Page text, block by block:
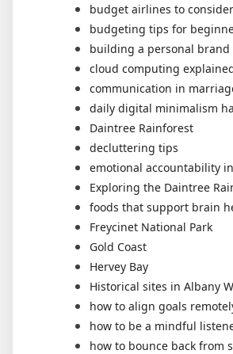
budget airlines to consider
budgeting tips for
building a personal brand
cloud computing
communication in
daily digital minimalism
Daintree Rainforest
decluttering tips
emotional accountability
Exploring the Daintree
foods that support brain
Freycinet National Park
Gold Coast
Hervey Bay
Historical sites in Albany
how to align goals
how to be a mindful
how to bounce back from